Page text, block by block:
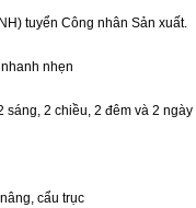
tuyển Công nhân Sản xuất.
nhẹn
2 chiều, 2 đêm và 2 ngày
cẩu trục